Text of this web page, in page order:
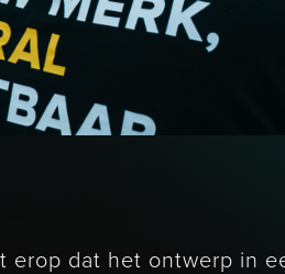
dat het ontwerp in